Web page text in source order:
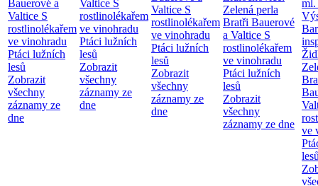
Bauerové a
Valtice S
rostlinolékařem
ve vinohradu
Ptáci lužních
lesů
Zobrazit
všechny
záznamy ze
dne
Valtice S
rostlinolékařem
ve vinohradu
Ptáci lužních
lesů
Zobrazit
všechny
záznamy ze
dne
Valtice S
rostlinolékařem
ve vinohradu
Ptáci lužních
lesů
Zobrazit
všechny
záznamy ze
dne
Zelená perla
Bratři Bauerové
a Valtice S
rostlinolékařem
ve vinohradu
Ptáci lužních
lesů
Zobrazit
všechny
záznamy ze dne
ml.
ve